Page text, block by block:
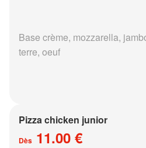
Base crème, mozzarella,
terre, oeuf
Pizza chicken junior
Dès 11.00 €